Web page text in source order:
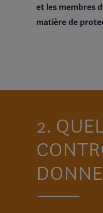
et les membres
matière de
2.